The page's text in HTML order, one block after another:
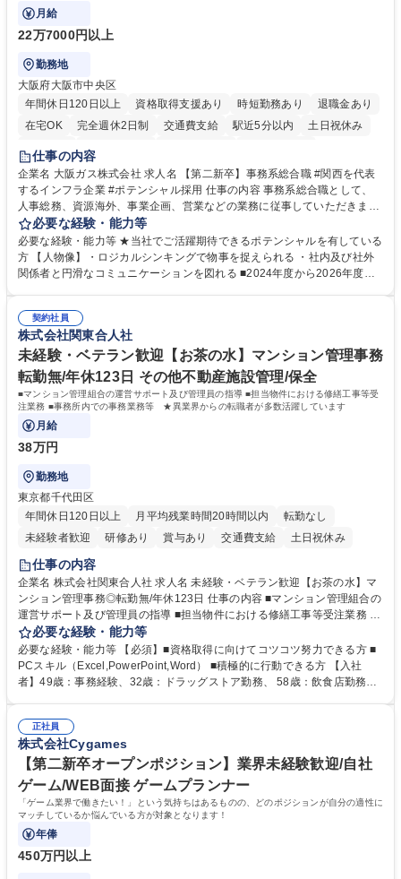
門の企画スタッフ、ルート営業
月給
22万7000円以上
勤務地
大阪府大阪市中央区
年間休日120日以上
資格取得支援あり 時短勤務あり
退職金あり
在宅OK
完全週休2日制 交通費支給 駅近5分以内
土日祝休み
服装自由
第二新卒歓迎
仕事の内容
企業名 大阪ガス株式会社 求人名 【第二新卒】事務系総合職 #関西を代表
するインフラ企業 #ポテンシャル採用 仕事の内容 事務系総合職として、
人事総務、資源海外、事業企画、営業などの業務に従事していただきま
す。 【業務内容の一例】■所属事業部の勤労業務 ■海外に関係する各種業
務 ■営業部門の企画スタッフ、ルート営業 【キャリアパス】入社後の配属
ポジションで一定期間ご活躍頂いた後、本人の適性及び将来のキャリアを
鑑みてジョブローテーションを行います。 【育成】OJTでの現場育成や研
表するインフラ企業 #ポテンシャル採用
必要な経験・能力等
必要な経験・能力等 ★当社でご活躍期待できるポテンシャルを有している
方 【人物像】・ロジカルシンキングで物事を捉えられる ・社内及び社外
関係者と円滑なコミュニケーションを図れる ■2024年度から2026年度ま
72.html ■エネルギーセキュリティの不安定化や気候変動による自然災害の
甚大化など、これまで以上に社会課題解決の重要性が高まっています。
「未来の日常」の創造に向けて持続可能な社会の実現に貢献してまいりま
す。 学歴・資格 学歴：大学院 大学 語学力： 資格：
契約社員
株式会社関東合人社
未経験・ベテラン歓迎【お茶の水】マンション管理事務
転勤無/年休123日 その他不動産施設管理/保全
■マンション管理組合の運営サポート及び管理員の指導 ■担当物件における修繕工事等受
注業務 ■事務所内での事務業務等 ★異業界からの転職者が多数活躍しています
月給
38万円
勤務地
東京都千代田区
年間休日120日以上
月平均残業時間20時間以内
転勤なし
未経験者歓迎
研修あり 賞与あり 交通費支給 土日祝休み
仕事の内容
企業名 株式会社関東合人社 求人名 未経験・ベテラン歓迎【お茶の水】マ
ンション管理事務◎転勤無/年休123日 仕事の内容 ■マンション管理組合の
運営サポート及び管理員の指導 ■担当物件における修繕工事等受注業務 ■
事務所内での事務業務等 ★異業界からの転職者が多数活躍しています
【年収補足】532万円 ＋別途インセンティヴで平均約100万円/年（昨年度
実績） ＋管理業務主任者資格手当50,000円/月 ★親会社である株式会社合
人社計画研究所社のグループ会社として、質の高いサービスと適性価格を
無/年休123日
必要な経験・能力等
必要な経験・能力等 【必須】■資格取得に向けてコツコツ努力できる方 ■
PCスキル（Excel,PowerPoint,Word） ■積極的に行動できる方 【入社
者】49歳：事務経験、32歳：ドラッグストア勤務、 58歳：飲食店勤務
得出来ております！ 【魅力】■フレックス制度、未経験からでも下限年収
を一律支給！ ■管理業務主任者資格取得後には50,000円/月の手当あり！
学歴・資格 学歴：大学院 大学 高専 短大 専修学校 高校 語学力： 資格：第
一種運転免許普通自動車
正社員
株式会社Cygames
【第二新卒オープンポジション】業界未経験歓迎/自社
ゲーム/WEB面接 ゲームプランナー
「ゲーム業界で働きたい！」という気持ちはあるものの、どのポジションが自分の適性に
マッチしているか悩んでいる方が対象となります！
年俸
450万円以上